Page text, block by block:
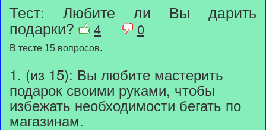
Тест: Любите ли Вы дарить
подарки? 4 0
В тесте 15 вопросов.
1. (из 15): Вы любите мастерить
подарок своими руками, чтобы
избежать необходимости бегать по
магазинам.